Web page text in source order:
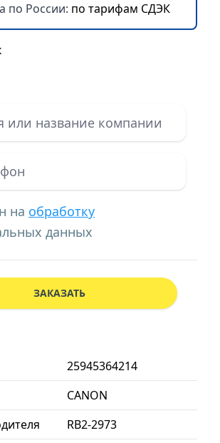
25945364214
CANON
RB2-2973
по России: по тарифам СДЭК
на обработку
данных
ЗАКАЗАТЬ